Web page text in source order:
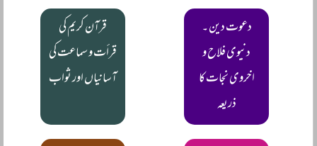
دعوت دین ۔
دنیوی فلاح و
اخروی نجات کا
ذریعہ
قرآن کریم کی
قرأت و سماعت کی
آسانیاں اور ثواب